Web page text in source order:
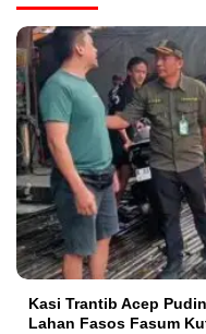
Kasi Trantib Acep
Lahan Fasos Fasum